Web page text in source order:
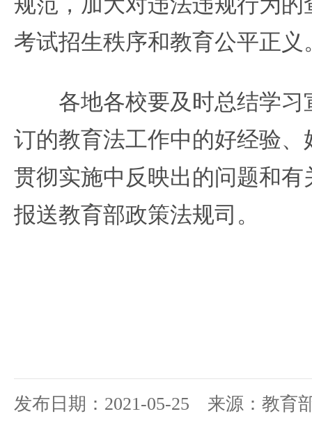
考试招生秩序和教育公平正义
各地各校要及时总结学习
订的教育法工作中的好经验
贯彻实施中反映出的问题和
报送教育部政策法规司。
发布日期：2021-05-25 来源：教